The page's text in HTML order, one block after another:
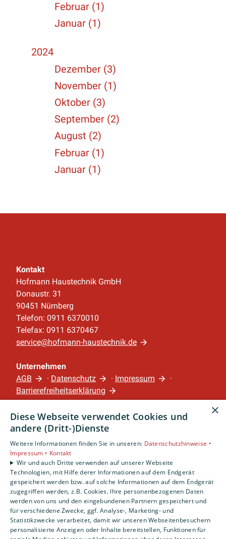
Februar (1)
Januar (1)
2024
Dezember (3)
November (1)
Oktober (3)
September (2)
August (2)
Februar (1)
Januar (1)
Kontakt
Hofmann Haustechnik GmbH
Donaustr. 31
90451 Nürnberg
Telefon: 0911 6370010
Telefax: 0911 6370467
service@hofmann-haustechnik.de
Unternehmen
AGB
· Datenschutz · Impressum
·
Barrierefreiheitserklärung
Leistungen
Privatkunden
Gewerbekunden
Karriere
Unternehmen
Standort
Nürnberg
×
Diese Webseite verwendet Cookies und
andere (Dritt-)Dienste
Weitere Informationen finden Sie in unseren: Datenschutzhinweise •
Impressum • Kontakt
Wir und auch Dritte verwenden auf unserer Webseite
Technologien, mit Hilfe derer Informationen auf dem Endgerät
gespeichert werden bzw. auf solche Informationen auf dem Endgerät
zugegriffen werden, z.B. Cookies. Ihre personenbezogenen Daten
werden von uns und den eingebundenen Partnern gespeichert und
für verschiedene Zwecke, ggf. Analyse-, Marketing- und
Statistikzwecke verarbeitet, damit wir unseren Webseitenbesuchern
personalisierte Anzeigen oder Inhalte bereitstellen, Funktionen für